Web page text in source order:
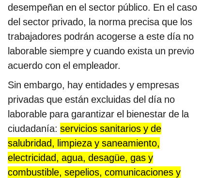
desempeñan en el sector público. En el caso
del sector privado, la norma precisa que los
trabajadores podrán acogerse a este día no
laborable siempre y cuando exista un previo
acuerdo con el empleador.
Sin embargo, hay entidades y empresas
privadas que están excluidas del día no
laborable para garantizar el bienestar de la
ciudadanía: servicios sanitarios y de
salubridad, limpieza y saneamiento,
electricidad, agua, desagüe, gas y
combustible, sepelios, comunicaciones y